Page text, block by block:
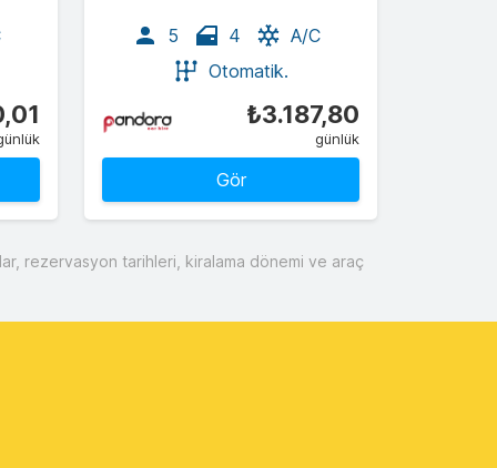
5 4
A/C
Otomatik.
₺3.187,80
günlük
Gör
rezervasyon tarihleri, kiralama dönemi ve araç